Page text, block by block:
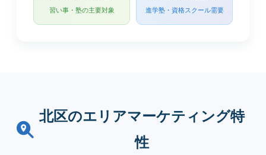
習い事・塾の主要対象
進学塾・資格スクール需要
北区のエリアマーケティング特
性